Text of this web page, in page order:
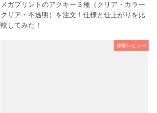
メガプリントのアクキー３種（クリア・カラー
クリア・不透明）を注文！仕様と仕上がりを比
較してみた！
体験レビュー